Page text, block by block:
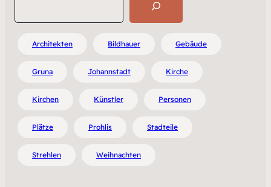
Architekten Bildhauer Gebäude
Gruna Johannstadt Kirche
Kirchen Künstler Personen
Plätze Prohlis Stadteile
Strehlen Weihnachten